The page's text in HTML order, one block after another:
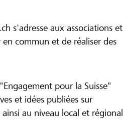
s'adresse aux associations et
commun et de réaliser des
pour la Suisse"
et idées publiées sur
au niveau local et régional